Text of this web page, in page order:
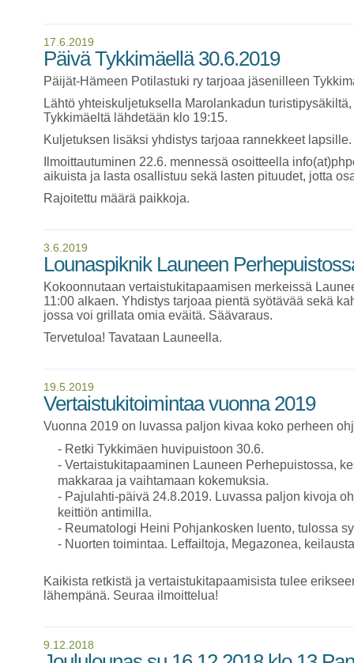
17.6.2019
Päivä Tykkimäellä 30.6.2019
Päijät-Hämeen Potilastuki ry tarjoaa jäsenilleen
Lähtö yhteiskuljetuksella Marolankadun
Tykkimäeltä lähdetään klo 19:15.
Kuljetuksen lisäksi yhdistys tarjoaa rannekkeet lapsille.
Ilmoittautuminen 22.6. mennessä osoitteella
aikuista ja lasta osallistuu sekä lasten pituudet, jotta
Rajoitettu määrä paikkoja.
3.6.2019
Lounaspiknik Launeen
Kokoonnutaan vertaistukitapaamisen merkeissä
11:00 alkaen. Yhdistys tarjoaa pientä syötävää sekä
jossa voi grillata omia eväitä. Säävaraus.
Tervetuloa! Tavataan Launeella.
19.5.2019
Vertaistukitoimintaa vuonna 2019
Vuonna 2019 on luvassa paljon kivaa koko perheen
- Retki Tykkimäen huvipuistoon 30.6.
- Vertaistukitapaaminen Launeen Perhepuistossa,
makkaraa ja vaihtamaan kokemuksia.
- Pajulahti-päivä 24.8.2019. Luvassa paljon kivoja
keittiön antimilla.
- Reumatologi Heini Pohjankosken luento, tulossa
- Nuorten toimintaa. Leffailtoja, Megazonea,
Kaikista retkistä ja vertaistukitapaamisista tulee
lähempänä. Seuraa ilmoittelua!
9.12.2018